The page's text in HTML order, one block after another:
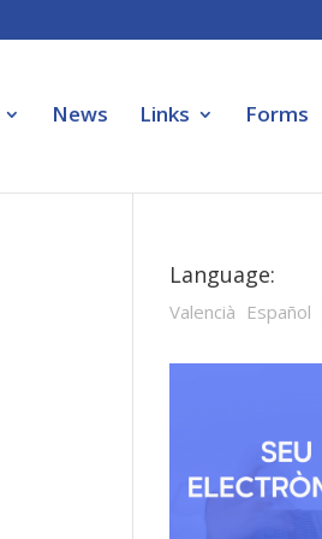
News Links Forms
Language:
Valencià Español